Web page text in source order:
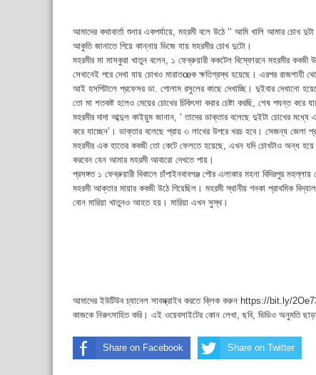
আমাদের কথাবার্তা শুনার একপর্যায়ে, মহরমী বলে উঠে ‘‘ আমি খালি আমার চোখ
আকুতি জানাতে গিয়ে কান্নায় ভিজে যায় মহরমীর চোখ দুটো।
মহরমীর মা মাসকুরা খাতুন বলেন, ১ ফেব্রুয়ারী ককটেল বিস্ফোরনে মহরমীর
সেখানেই পরে দেখা যায় চোখও মারাতœক ক্ষতিগ্রস্থ হয়েছে। এরপর রাজশাহী
আই হসপিটালে প্রফেসর ডা. গোলাম রসুলের কাছে দেখাচ্ছি। দুইবার দেখানো
তো মা শতকষ্ট হলেও মেয়ের চোখের চিকিৎসা করার চেষ্টা করছি, শেষ পযন্ত করে
মহরমীর দাদা আব্দুল কাইয়ুম জানান, ‘ তাদের ডাক্তার বলেছে দুইটা চোখের
করে যাচ্ছেন’। ডাক্তার বলেছে প্রায় ৩ লাখের উপরে খরচ হবে। সেজন্য জেলা
মহরমীর এক হাতের কবজী তো কেটে ফেলতে হয়েছে, এখন যদি চোখটাও অন্ধ হয়ে
করবেন যেন আমার মহরমী আবারো দেখতে পায়।
প্রসঙ্গত ১ ফেব্রুয়ারী বিকালে চাঁপাইনবাবগঞ্জ পৌর এলাকার মহনা বিদিরপুর
মহরমী আক্তার মায়ার কবজী উঠে গিয়েছিল। মহরমী স্থানীয় গনকা প্রাথমিক
বোন মারিয়া খাতুনও আহত হয়। মারিয়া এখন সুস্থ।
আমাদের ইউটিউব চ্যানেল সাবস্ক্রাইব করতে ক্লিক করুন https://bit.ly/
কাজকে নিরুৎসাহিত করি। এই ওয়েবসাইটের কোন লেখা, ছবি, ভিডিও অনুমতি
Share on Facebook Share on Twitter